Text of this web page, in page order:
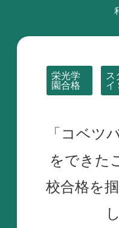
栄光学
園合格
ス
イ
「コベツ
をできた
校合格を